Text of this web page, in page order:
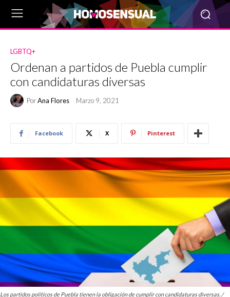
LGBTQ+
Ordenan a partidos de Puebla cumplir
con candidaturas diversas
PorAna Flores Marzo 9, 2021
Facebook X Pinterest
Los partidos políticos de Puebla tienen la obligación de cumplir con candidaturas diversas. /